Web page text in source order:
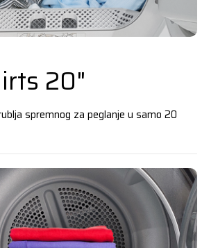
20"
spremnog za peglanje u samo 20